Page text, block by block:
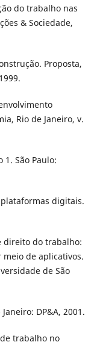
do trabalho nas
& Sociedade,
Proposta,
Rio de Janeiro, v.
1. São Paulo:
plataformas digitais.
direito do trabalho:
de aplicativos.
de São
DP&A, 2001.
trabalho no